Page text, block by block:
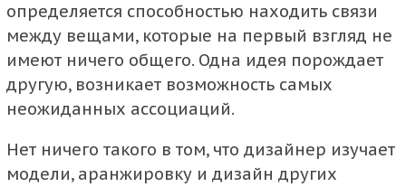
определяется способностью находить связи
между вещами, которые на первый взгляд не
имеют ничего общего. Одна идея порождает
другую, возникает возможность самых
неожиданных ассоциаций.
Нет ничего такого в том, что дизайнер изучает
модели, аранжировку и дизайн других